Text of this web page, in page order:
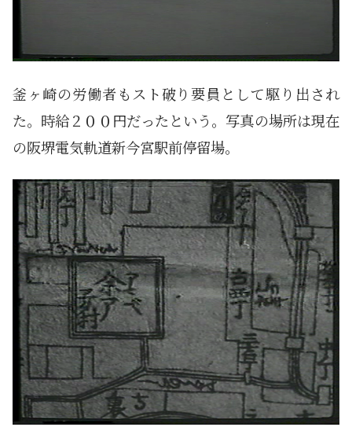
釜ヶ崎の労働者もスト破り要員として駆り出され
た。時給２００円だったという。写真の場所は現在
の阪堺電気軌道新今宮駅前停留場。